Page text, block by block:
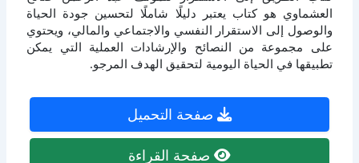
العشماوي هو كتاب يعتبر دليلًا شاملًا لتحسين جودة الحياة
والوصول إلى الاستقرار النفسي والاجتماعي والمالي، ويحتوي
على مجموعة من النصائح والإرشادات العملية التي يمكن
تطبيقها في الحياة اليومية لتحقيق الهدف المرجو.
صفحة التحميل
صفحة القراءة